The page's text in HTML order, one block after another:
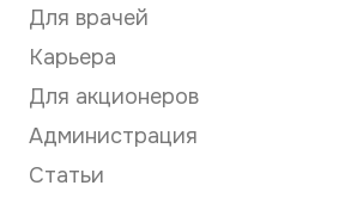
Для врачей
Карьера
Для акционеров
Администрация
Статьи